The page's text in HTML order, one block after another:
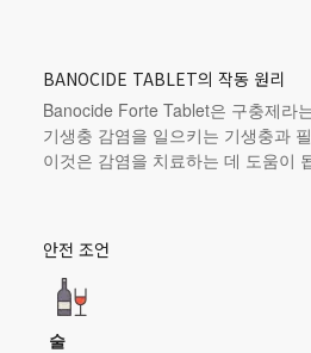
BANOCIDE TABLET의 작동 원리
Banocide Forte Tablet은 구충제라
기생충 감염을 일으키는 기생충과
이것은 감염을 치료하는 데 도움이
안전 조언
술